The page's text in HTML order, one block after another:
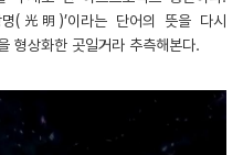
(光明)’이라는 단어의 뜻을 다시
형상화한 곳일거라 추측해본다.